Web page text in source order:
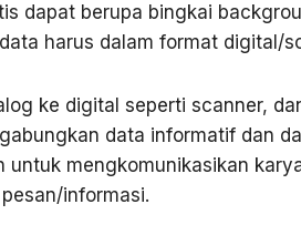
dapat berupa bingkai
harus dalam format digital/
ke digital seperti scanner,
data informatif dan
untuk mengkomunikasikan
informasi.